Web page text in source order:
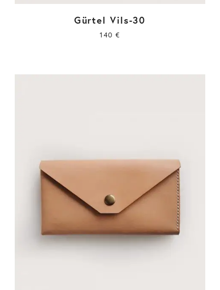
Gürtel Vils-30
140€